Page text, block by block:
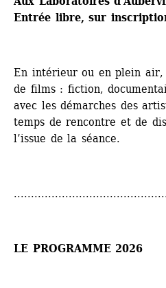
Entrée libre, sur
En intérieur ou en plein air,
de films : fiction,
avec les démarches des
temps de rencontre et de
l’issue de la séance.
LE PROGRAMME 2026